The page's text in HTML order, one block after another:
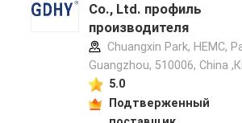
Co., Ltd. профиль
производителя
Chuangxin Park, HEMC,
Guangzhou, 510006, China
5.0
Подтверженный